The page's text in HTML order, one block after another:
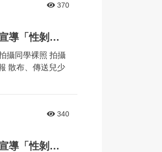
370
婦幼安全宣導列車來到溪湖鎮「溪湖國中」宣導「性剝削」相關議題
攝同學裸照 拍攝
散布、傳送兒少
340
婦幼安全宣導列車來到芬園鄉「茄荖國小」宣導「性剝削」相關議題